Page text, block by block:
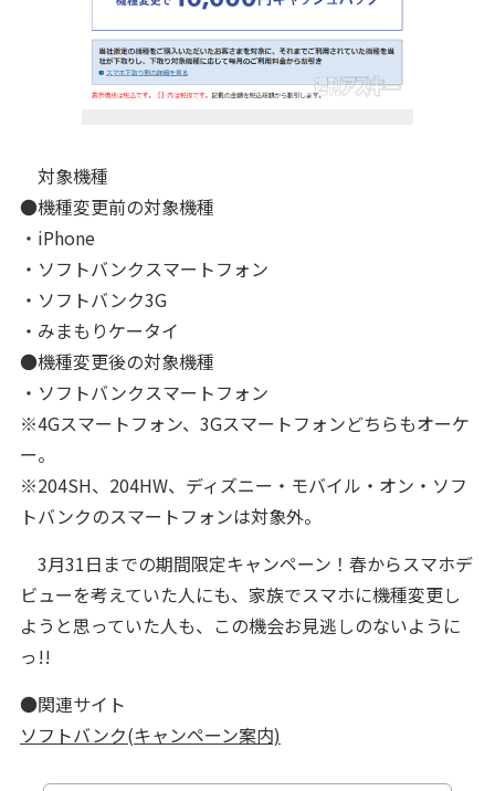
対象機種
●機種変更前の対象機種
・iPhone
・ソフトバンクスマートフォン
・ソフトバンク3G
・みまもりケータイ
●機種変更後の対象機種
・ソフトバンクスマートフォン
※4Gスマートフォン、3Gスマートフォンどちらもオーケ
ー。
※204SH、204HW、ディズニー・モバイル・オン・ソフ
トバンクのスマートフォンは対象外。
3月31日までの期間限定キャンペーン！春からスマホデ
ビューを考えていた人にも、家族でスマホに機種変更し
ようと思っていた人も、この機会お見逃しのないように
っ!!
●関連サイト
ソフトバンク(キャンペーン案内)